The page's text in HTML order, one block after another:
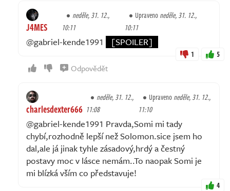
J4MES
neděle, 31. 12.,
10:11
Upravenoneděle, 31. 12.,
10:11
@gabriel-kende1991 [SPOILER]
1 5
Odpovědět
charlesdexter666
neděle, 31. 12.,
11:08
Upravenoneděle, 31. 12.,
11:10
@gabriel-kende1991 Pravda,Somi mi tady
chybí,rozhodně lepší než Solomon.sice jsem ho
dal,ale já jinak tyhle zásadový,hrdý a čestný
postavy moc v lásce nemám..To naopak Somi je
mi blízká vším co představuje!
4